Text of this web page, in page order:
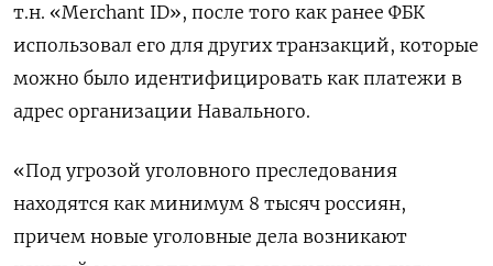
т.н. «Merchant ID», после того как ранее ФБК
использовал его для других транзакций, которые
можно было идентифицировать как платежи в
адрес организации Навального.
«Под угрозой уголовного преследования
находятся как минимум 8 тысяч россиян,
причем новые уголовные дела возникают